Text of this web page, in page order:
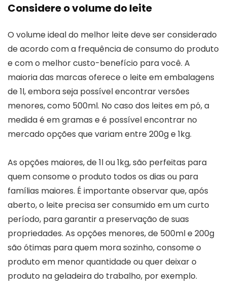
Considere o volume do leite
O volume ideal do melhor leite deve ser considerado
de acordo com a frequência de consumo do produto
e com o melhor custo-benefício para você. A
maioria das marcas oferece o leite em embalagens
de 1l, embora seja possível encontrar versões
menores, como 500ml. No caso dos leites em pó, a
medida é em gramas e é possível encontrar no
mercado opções que variam entre 200g e 1kg.
As opções maiores, de 1l ou 1kg, são perfeitas para
quem consome o produto todos os dias ou para
famílias maiores. É importante observar que, após
aberto, o leite precisa ser consumido em um curto
período, para garantir a preservação de suas
propriedades. As opções menores, de 500ml e 200g
são ótimas para quem mora sozinho, consome o
produto em menor quantidade ou quer deixar o
produto na geladeira do trabalho, por exemplo.